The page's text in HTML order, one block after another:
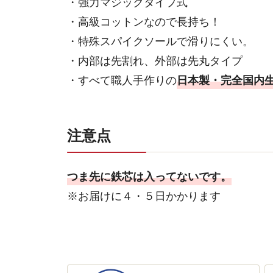
・強力マジックタイプ式
・高級コットンなので長持ち！
・特殊スパイクソールで滑りにくい。
・内部は先割れ、外部は先丸タイプ
・すべて職人手作りの日本製・完全国内
注意点
つま先に鉄芯は入ってないです。
※お届けに４・５日かかります